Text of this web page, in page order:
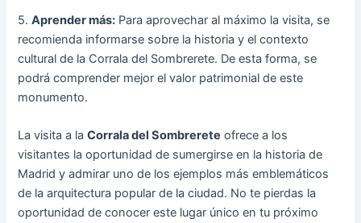
5.Aprender más: Para aprovechar al máximo la visita, se
recomienda informarse sobre la historia y el contexto
cultural de la Corrala del Sombrerete. De esta forma, se
podrá comprender mejor el valor patrimonial de este
monumento.
La visita a laCorrala del Sombrerete ofrece a los
visitantes la oportunidad de sumergirse en la historia de
Madrid y admirar uno de los ejemplos más emblemáticos
de la arquitectura popular de la ciudad. No te pierdas la
oportunidad de conocer este lugar único en tu próximo